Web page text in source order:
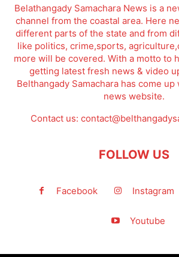
Belathangady Samachara News is a
channel from the coastal area. Here
different parts of the state and from
like politics, crime,sports,
more will be covered. With a motto to
getting latest fresh news & video
Belthangady Samachara has come
news website.
Contact us:
FOLLOW US
Facebook Instagram
Youtube